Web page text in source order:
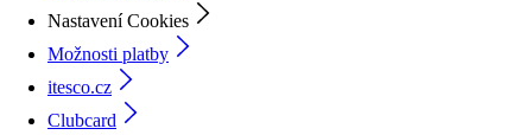
Nastavení Cookies
Možnosti platby
itesco.cz
Clubcard